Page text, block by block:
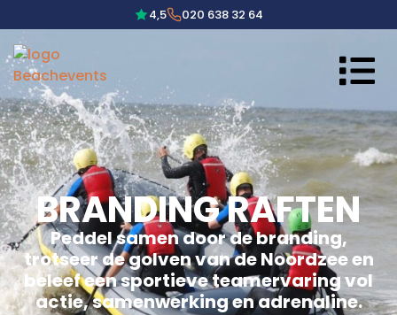
4,5 020 638 32 64
BRANDING RAFTEN
Peddel samen door de branding,
trotseer de golven van de Noordzee en
beleef een sportieve teamervaring vol
actie, samenwerking en adrenaline.